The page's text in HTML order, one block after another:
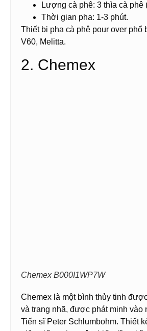
Lượng cà phê: 3 thìa cà phê
Thời gian pha: 1-3 phút.
Thiết bị pha cà phê pour over phổ
V60, Melitta.
2. Chemex
Chemex B000I1WP7W
Chemex là một bình thủy tinh
và trang nhã, được phát minh vào
Tiến sĩ Peter Schlumbohm. Thiết